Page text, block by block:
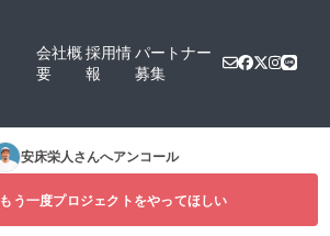
会社概
要
採用情
報
パートナー
募集
安床栄人さんへアンコール
もう一度プロジェクトをやってほしい